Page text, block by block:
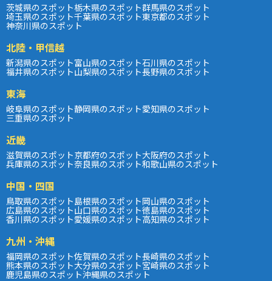
茨城県のスポット栃木県のスポット群馬県のスポット
埼玉県のスポット千葉県のスポット東京都のスポット
神奈川県のスポット
北陸・甲信越
新潟県のスポット富山県のスポット石川県のスポット
福井県のスポット山梨県のスポット長野県のスポット
東海
岐阜県のスポット静岡県のスポット愛知県のスポット
三重県のスポット
近畿
滋賀県のスポット京都府のスポット大阪府のスポット
兵庫県のスポット奈良県のスポット和歌山県のスポット
中国・四国
鳥取県のスポット島根県のスポット岡山県のスポット
広島県のスポット山口県のスポット徳島県のスポット
香川県のスポット愛媛県のスポット高知県のスポット
九州・沖縄
福岡県のスポット佐賀県のスポット長崎県のスポット
熊本県のスポット大分県のスポット宮崎県のスポット
鹿児島県のスポット沖縄県のスポット